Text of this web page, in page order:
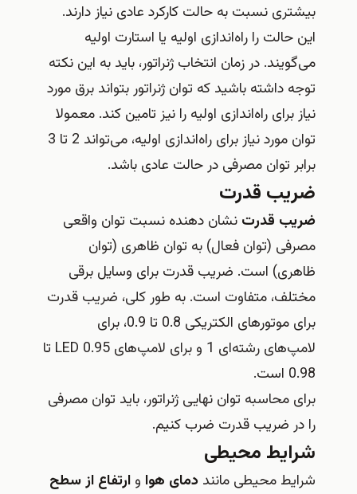
بیشتری نسبت به حالت کارکرد عادی نیاز دارند.
این حالت را راه‌اندازی اولیه یا استارت اولیه
می‌گویند. در زمان انتخاب ژنراتور، باید به این نکته
توجه داشته باشید که توان ژنراتور بتواند برق مورد
نیاز برای راه‌اندازی اولیه را نیز تامین کند. معمولا
توان مورد نیاز برای راه‌اندازی اولیه، می‌تواند 2 تا 3
برابر توان مصرفی در حالت عادی باشد.
ضریب قدرت
ضریب قدرت نشان دهنده نسبت توان واقعی
مصرفی (توان فعال) به توان ظاهری (توان
ظاهری) است. ضریب قدرت برای وسایل برقی
مختلف، متفاوت است. به طور کلی، ضریب قدرت
برای موتورهای الکتریکی 0.8 تا 0.9، برای
لامپ‌های رشته‌ای 1 و برای لامپ‌های LED 0.95 تا
0.98 است.
برای محاسبه توان نهایی ژنراتور، باید توان مصرفی
را در ضریب قدرت ضرب کنیم.
شرایط محیطی
شرایط محیطی ماننددمای هوا وارتفاع از سطح